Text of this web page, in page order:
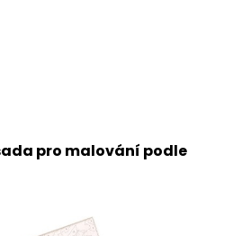
pro malování podle